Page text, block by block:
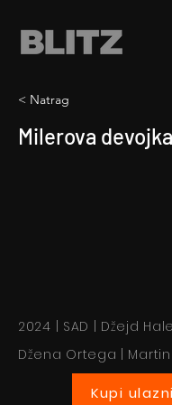
< Natrag
Milerova devojka
2024 | SAD | Džejd
Džena Ortega |
Kupi